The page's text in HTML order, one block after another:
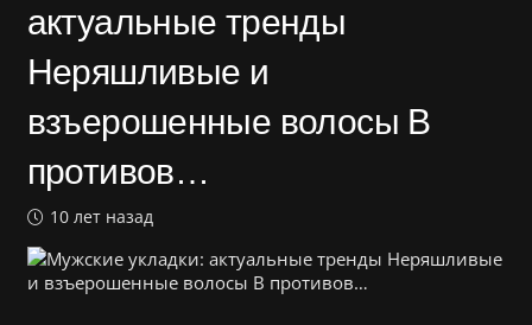
актуальные тренды
Неряшливые и
взъерошенные волосы В
противов…
10 лет назад